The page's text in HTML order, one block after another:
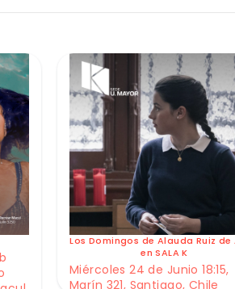
Los Domingos de Alauda Ruiz de
en SALA K
Miércoles 24 de Junio 18:15,
Marín 321, Santiago, Chile